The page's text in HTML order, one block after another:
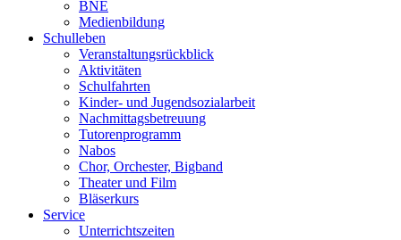
BNE
Medienbildung
Schulleben
Veranstaltungsrückblick
Aktivitäten
Schulfahrten
Kinder- und Jugendsozialarbeit
Nachmittagsbetreuung
Tutorenprogramm
Nabos
Chor, Orchester, Bigband
Theater und Film
Bläserkurs
Service
Unterrichtszeiten